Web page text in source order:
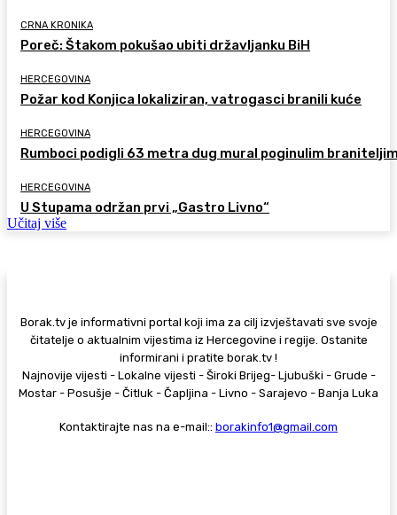
CRNA KRONIKA
Poreč: Štakom pokušao ubiti državljanku BiH
HERCEGOVINA
Požar kod Konjica lokaliziran, vatrogasci branili kuće
HERCEGOVINA
Rumboci podigli 63 metra dug mural poginulim
HERCEGOVINA
U Stupama održan prvi „Gastro Livno“
Učitaj više
Borak.tv je informativni portal koji ima za cilj izvještavati sve svoje
čitatelje o aktualnim vijestima iz Hercegovine i regije. Ostanite
informirani i pratite borak.tv !
Najnovije vijesti - Lokalne vijesti - Široki Brijeg- Ljubuški - Grude -
Mostar - Posušje - Čitluk - Čapljina - Livno - Sarajevo - Banja Luka
Kontaktirajte nas na e-mail:: borakinfo1@gmail.com